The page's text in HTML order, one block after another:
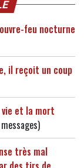
feu nocturne
il reçoit un coup
et la mort
très mal